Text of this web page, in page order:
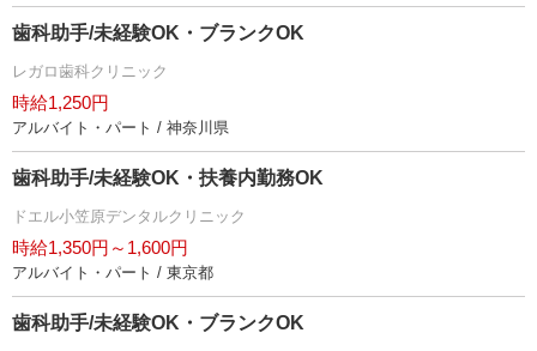
歯科助手/未経験OK・ブランクOK
レガロ歯科クリニック
時給1,250円
アルバイト・パート / 神奈川県
歯科助手/未経験OK・扶養内勤務OK
ドエル小笠原デンタルクリニック
時給1,350円～1,600円
アルバイト・パート / 東京都
歯科助手/未経験OK・ブランクOK